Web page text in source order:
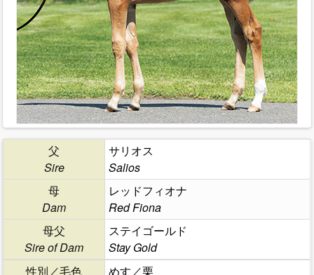
父
Sire
サリオス
Salios
母
Dam
レッドフィオナ
Red Fiona
母父
Sire of Dam
ステイゴールド
Stay Gold
性別／毛色
めす／栗